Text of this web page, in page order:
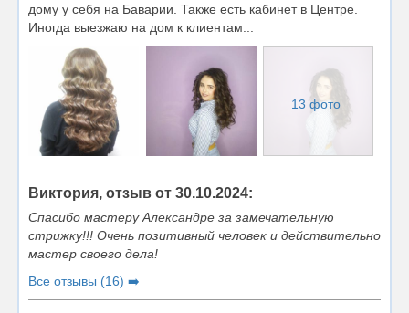
дому у себя на Баварии. Также есть кабинет в Центре.
Иногда выезжаю на дом к клиентам...
13 фото
Виктория, отзыв от 30.10.2024:
Спасибо мастеру Александре за замечательную
стрижку!!! Очень позитивный человек и действительно
мастер своего дела!
Все отзывы (16) ➡️